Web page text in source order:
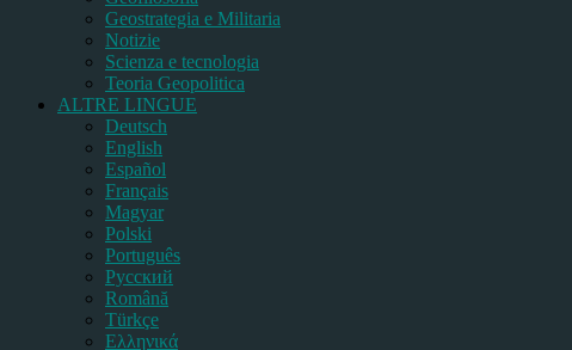
Geostrategia e Militaria
Notizie
Scienza e tecnologia
Teoria Geopolitica
ALTRE LINGUE
Deutsch
English
Español
Français
Magyar
Polski
Português
Pусский
Română
Türkçe
Ελληνικά